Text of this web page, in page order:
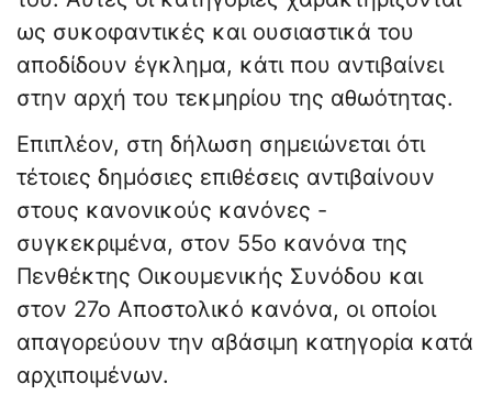
ως συκοφαντικές και ουσιαστικά του
αποδίδουν έγκλημα, κάτι που αντιβαίνει
στην αρχή του τεκμηρίου της αθωότητας.
Επιπλέον, στη δήλωση σημειώνεται ότι
τέτοιες δημόσιες επιθέσεις αντιβαίνουν
στους κανονικούς κανόνες -
συγκεκριμένα, στον 55ο κανόνα της
Πενθέκτης Οικουμενικής Συνόδου και
στον 27ο Αποστολικό κανόνα, οι οποίοι
απαγορεύουν την αβάσιμη κατηγορία κατά
αρχιποιμένων.